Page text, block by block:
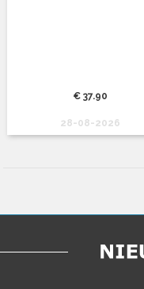
€ 37.90
28-08-2026